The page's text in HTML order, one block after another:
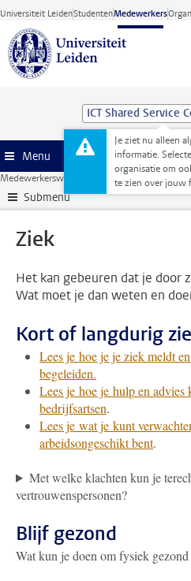
Ga direct naar de inhoud
Universiteit LeidenStudentenMedewerkers
ICT Shared Service
Je ziet nu alleen
informatie.
organisatie om
te zien over jouw
Menu
Medewerkerswebsite Gezondheid
Submenu
Ziek
Het kan gebeuren dat je door
Wat moet je dan weten en
Kort of langdurig
Lees je hoe je je ziek meldt
begeleiden.
Lees je hoe je hulp en
bedrijfsartsen.
Lees je wat je kunt
arbeidsongeschikt bent.
Met welke klachten kun je
vertrouwenspersonen?
Blijf gezond
Wat kun je doen om fysiek